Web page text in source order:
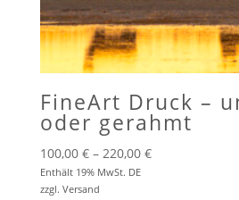
FineArt Druck –
oder gerahmt
100,00 € – 220,00 €Preisspanne:
Enthält 19% MwSt. DE
zzgl. Versand